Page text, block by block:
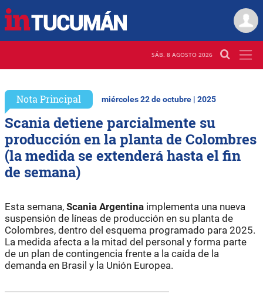
SÁB. 8 AGOSTO 2026
Nota Principal miércoles 22 de octubre | 2025
Scania detiene parcialmente su
producción en la planta de Colombres
(la medida se extenderá hasta el fin
de semana)
Esta semana, Scania Argentina implementa una nueva
suspensión de líneas de producción en su planta de
Colombres, dentro del esquema programado para 2025.
La medida afecta a la mitad del personal y forma parte
de un plan de contingencia frente a la caída de la
demanda en Brasil y la Unión Europea.